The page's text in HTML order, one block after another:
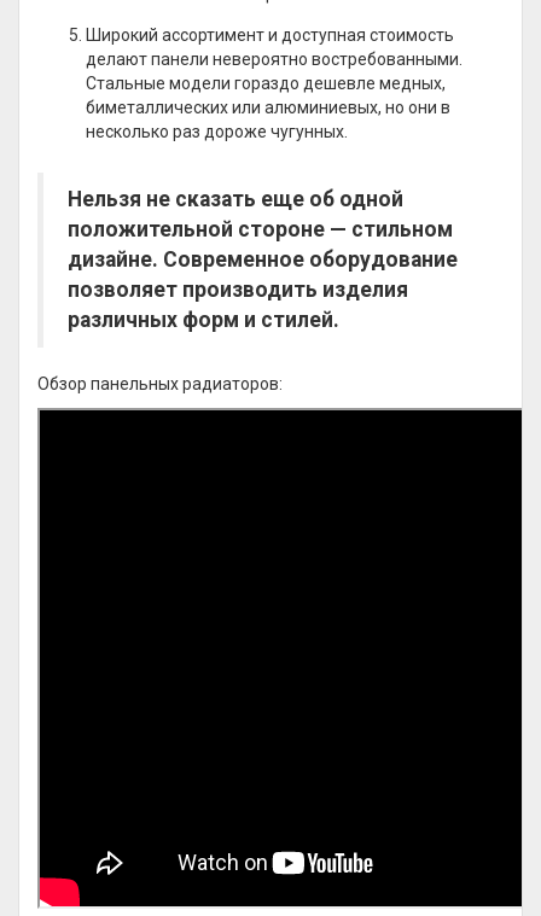
Широкий ассортимент и доступная стоимость
делают панели невероятно востребованными.
Стальные модели гораздо дешевле медных,
биметаллических или алюминиевых, но они в
несколько раз дороже чугунных.
Нельзя не сказать еще об одной
положительной стороне — стильном
дизайне. Современное оборудование
позволяет производить изделия
различных форм и стилей.
Обзор панельных радиаторов: